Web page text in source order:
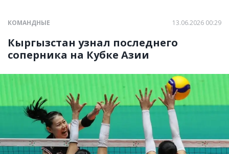
КОМАНДНЫЕ 13.06.2026 00:29
Кыргызстан узнал последнего
соперника на Кубке Азии